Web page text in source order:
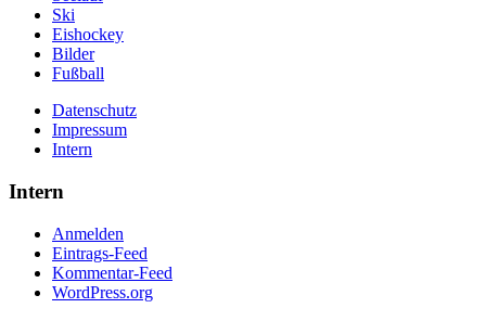
Ski
Eishockey
Bilder
Fußball
Datenschutz
Impressum
Intern
Intern
Anmelden
Eintrags-Feed
Kommentar-Feed
WordPress.org